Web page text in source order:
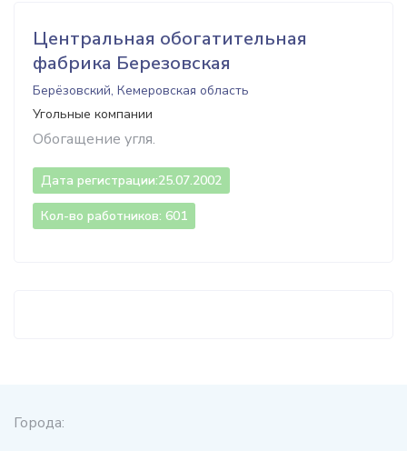
Центральная обогатительная
фабрика Березовская
Берёзовский, Кемеровская область
Угольные компании
Обогащение угля.
Дата регистрации:25.07.2002
Кол-во работников: 601
Города: